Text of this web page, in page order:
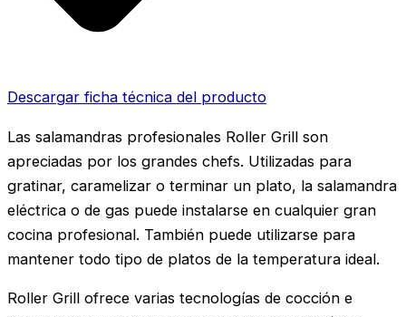
Descargar ficha técnica del producto
Las salamandras profesionales Roller Grill son
apreciadas por los grandes chefs. Utilizadas para
gratinar, caramelizar o terminar un plato, la salamandra
eléctrica o de gas puede instalarse en cualquier gran
cocina profesional. También puede utilizarse para
mantener todo tipo de platos de la temperatura ideal.
Roller Grill ofrece varias tecnologías de cocción e